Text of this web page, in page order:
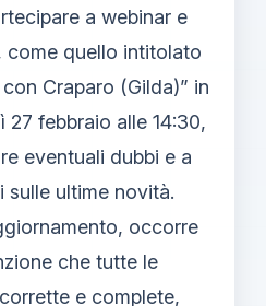
a webinar e
come quello intitolato
Craparo (Gilda)” in
27 febbraio alle 14:30,
eventuali dubbi e a
sulle ultime novità.
occorre
che tutte le
e complete,